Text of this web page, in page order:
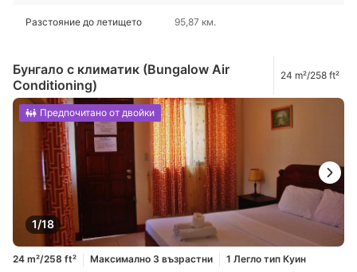
Разстояние до летището 95,87 км.
Бунгало с климатик (Bungalow Air
Conditioning)
24 m²/258 ft²
1/18
Предпочитано от двойки
24 m²/258 ft² Максимално 3 възрастни
1 Легло тип Куин